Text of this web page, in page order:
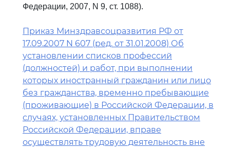
Федерации, 2007, N 9, ст. 1088).
Приказ Минздравсоцразвития РФ от
17.09.2007 N 607 (ред. от 31.01.2008) Об
установлении списков профессий
(должностей) и работ, при выполнении
которых иностранный гражданин или лицо
без гражданства, временно пребывающие
(проживающие) в Российской Федерации, в
случаях, установленных Правительством
Российской Федерации, вправе
осуществлять трудовую деятельность вне